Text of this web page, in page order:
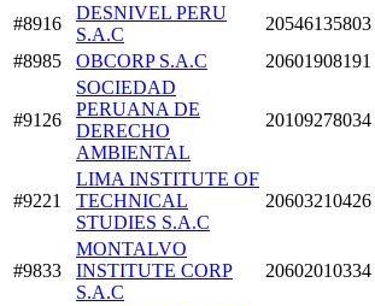
#8916
DESNIVEL PERU
S.A.C
20546135803
#8985
OBCORP S.A.C 20601908191
#9126
SOCIEDAD
PERUANA DE
DERECHO
AMBIENTAL
20109278034
#9221
LIMA INSTITUTE OF
TECHNICAL
STUDIES S.A.C
20603210426
#9833
MONTALVO
INSTITUTE CORP
S.A.C
20602010334